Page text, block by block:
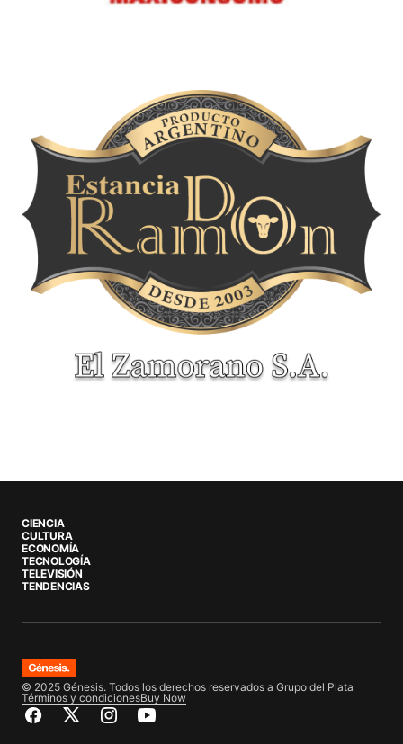
CIENCIA
CULTURA
ECONOMÍA
TECNOLOGÍA
TELEVISIÓN
TENDENCIAS
© 2025 Génesis. Todos los derechos reservados a Grupo del Plata
Términos y condicionesBuy Now